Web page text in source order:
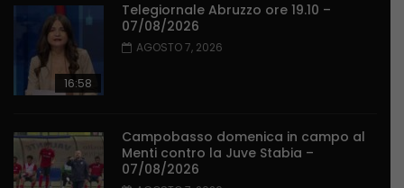
16:58
Telegiornale Abruzzo ore 19.10 –
07/08/2026
AGOSTO 7, 2026
Campobasso domenica in campo al
Menti contro la Juve Stabia –
07/08/2026